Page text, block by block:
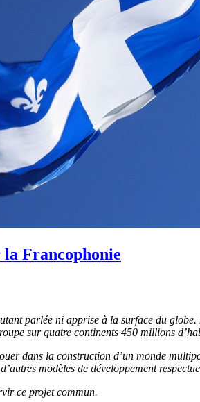
la Francophonie
parlée ni apprise à la surface du
sur quatre continents 450 millions
dans la construction d’un monde
modèles de développement
ce projet commun.